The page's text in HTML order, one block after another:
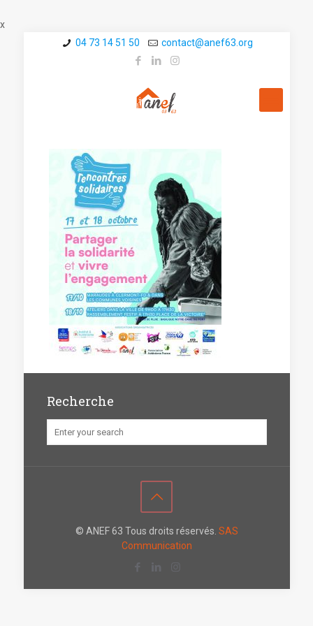
x
04 73 14 51 50
contact@a­nef63.org
Recherche
© ANEF 63 Tous droits réservés. SAS
Communication